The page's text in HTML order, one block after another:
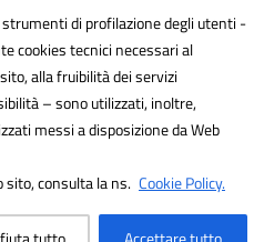
di profilazione degli utenti -
cookies tecnici necessari al
alla fruibilità dei servizi
– sono utilizzati, inoltre,
messi a disposizione da Web
sito, consulta la ns. Cookie Policy.
3D Solution S.r.l.
Designers Italia